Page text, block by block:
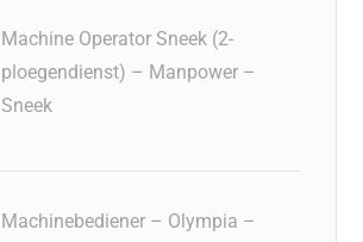
Machine Operator Sneek (2-
ploegendienst) – Manpower –
Sneek
Machinebediener – Olympia –